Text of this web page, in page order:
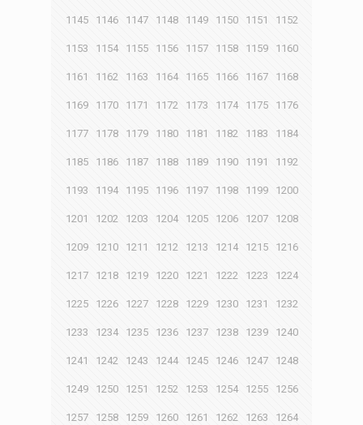
1145 1146 1147 1148 1149 1150 1151 1152
1153 1154 1155 1156 1157 1158 1159 1160
1161 1162 1163 1164 1165 1166 1167 1168
1169 1170 1171 1172 1173 1174 1175 1176
1177 1178 1179 1180 1181 1182 1183 1184
1185 1186 1187 1188 1189 1190 1191 1192
1193 1194 1195 1196 1197 1198 1199 1200
1201 1202 1203 1204 1205 1206 1207 1208
1209 1210 1211 1212 1213 1214 1215 1216
1217 1218 1219 1220 1221 1222 1223 1224
1225 1226 1227 1228 1229 1230 1231 1232
1233 1234 1235 1236 1237 1238 1239 1240
1241 1242 1243 1244 1245 1246 1247 1248
1249 1250 1251 1252 1253 1254 1255 1256
1257 1258 1259 1260 1261 1262 1263 1264